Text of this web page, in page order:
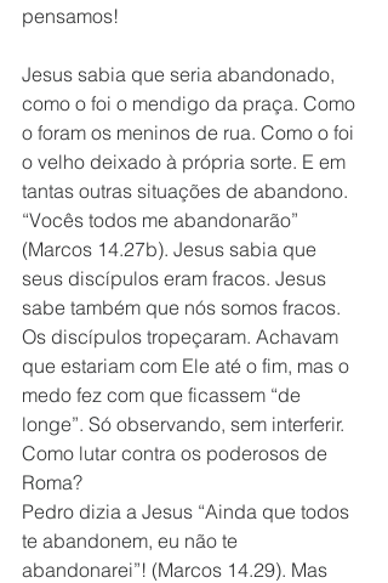
pensamos!
Jesus sabia que seria abandonado,
como o foi o mendigo da praça. Como
o foram os meninos de rua. Como o foi
o velho deixado à própria sorte. E em
tantas outras situações de abandono.
“Vocês todos me abandonarão”
(Marcos 14.27b). Jesus sabia que
seus discípulos eram fracos. Jesus
sabe também que nós somos fracos.
Os discípulos tropeçaram. Achavam
que estariam com Ele até o fim, mas o
medo fez com que ficassem “de
longe”. Só observando, sem interferir.
Como lutar contra os poderosos de
Roma?
Pedro dizia a Jesus “Ainda que todos
te abandonem, eu não te
abandonarei”! (Marcos 14.29). Mas